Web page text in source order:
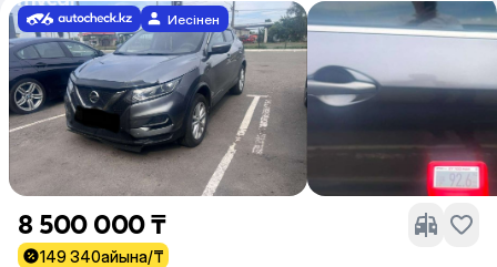
Иесінен
8 500 000 ₸
149 340айына/₸